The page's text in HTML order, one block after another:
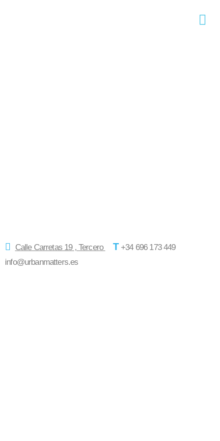
Calle Carretas 19 , Tercero T +34 696 173 449
info@urbanmatters.es